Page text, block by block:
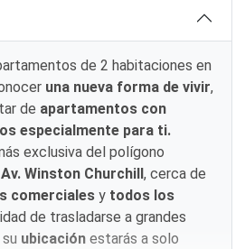
de 2 habitaciones en
una nueva forma de vivir,
de apartamentos con
especialmente para ti.
exclusiva del polígono
Av. Winston Churchill, cerca de
comercialesy todos los
de trasladarse a grandes
ubicación estarás a solo